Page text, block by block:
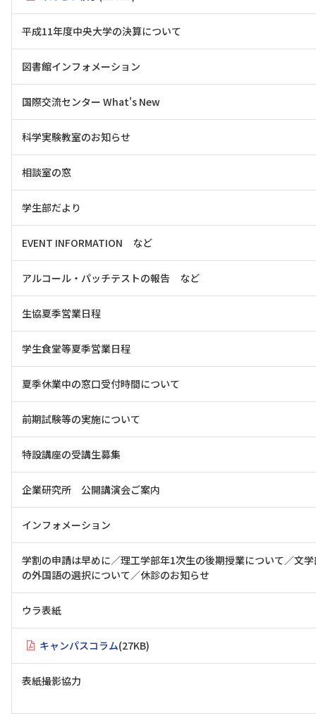
平成11年度中央大学の決算について
図書館インフォメーション
国際交流センター What's New
科学実験教室のお知らせ
相談室の窓
学生部だより
EVENT INFORMATION など
アルコール・パッチテストの報告 など
生協夏季営業日程
学生食堂等夏季営業日程
夏季休業中の窓口受付時間について
前期試験等の実施について
特設講座の受講生募集
企業研究所 公開講演会ご案内
インフォメーション
学割の申請は早めに／理工学部年1次生の後期授業について／文
の外国語の選択について／休診のお知らせ
ウラ表紙
キャンパスコラム(27KB)
表紙撮影協力